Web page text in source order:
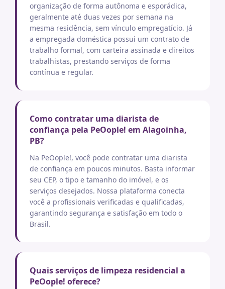
organização de forma autônoma e esporádica,
geralmente até duas vezes por semana na
mesma residência, sem vínculo empregatício. Já
a empregada doméstica possui um contrato de
trabalho formal, com carteira assinada e direitos
trabalhistas, prestando serviços de forma
contínua e regular.
Como contratar uma diarista de
confiança pela PeOople! em Alagoinha,
PB?
Na PeOople!, você pode contratar uma diarista
de confiança em poucos minutos. Basta informar
seu CEP, o tipo e tamanho do imóvel, e os
serviços desejados. Nossa plataforma conecta
você a profissionais verificadas e qualificadas,
garantindo segurança e satisfação em todo o
Brasil.
Quais serviços de limpeza residencial a
PeOople! oferece?